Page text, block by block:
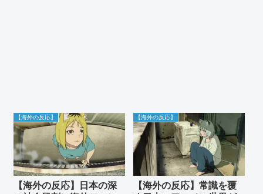
【海外の反応】
【海外の反応】日本の深
【海外の反応】
【海外の反応】常識を覆